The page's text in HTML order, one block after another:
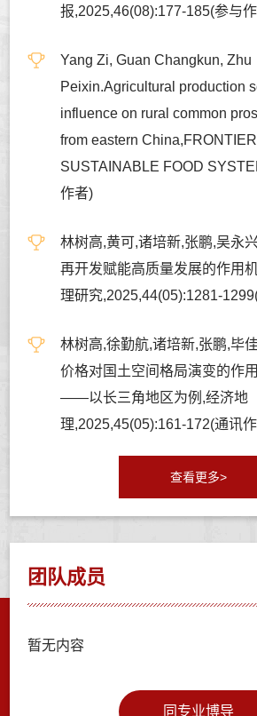
报,2025,46(08):177-185(参与
Yang Zi, Guan Changkun, Zhu
Peixin.Agricultural production
influence on rural common
from eastern
SUSTAINABLE FOOD
作者)
林树高,黄可,诸培新,张鹏,吴永
再开发赋能高质量发展的作用
理研究,2025,44(05):1281-
林树高,徐勤航,诸培新,张鹏,毕
价格对国土空间格局演变的作
——以长三角地区为例,经济地
理,2025,45(05):161-172(通讯
查看更多>
团队成员
暂无内容
同专业博导